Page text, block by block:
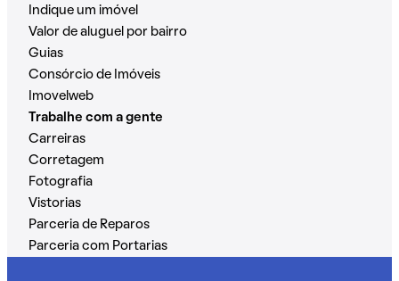
Indique um imóvel
Valor de aluguel por bairro
Guias
Consórcio de Imóveis
Imovelweb
Trabalhe com a gente
Carreiras
Corretagem
Fotografia
Vistorias
Parceria de Reparos
Parceria com Portarias